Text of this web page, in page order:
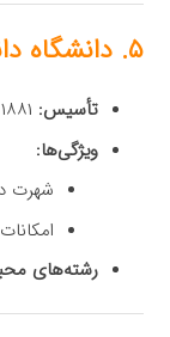
۵. دانشگاه داندی (University of Dundee)
تأسیس:
ویژگی‌ها:
شهرت
رشته‌های